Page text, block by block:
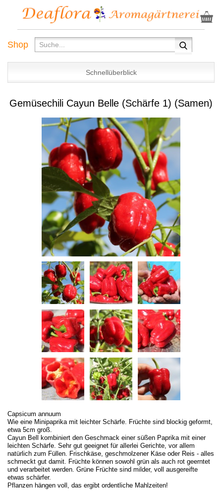
Shop
Schnellüberblick
Gemüsechili Cayun Belle (Schärfe 1) (Samen)
Capsicum annuum
Wie eine Minipaprika mit leichter Schärfe. Früchte sind blockig geformt,
etwa 5cm groß.
Cayun Bell kombiniert den Geschmack einer süßen Paprika mit einer
leichten Schärfe. Sehr gut geeignet für allerlei Gerichte, vor allem
natürlich zum Füllen. Frischkäse, geschmolzener Käse oder Reis - alles
schmeckt gut damit. Früchte können sowohl grün als auch rot geerntet
und verarbeitet werden. Grüne Früchte sind milder, voll ausgereifte
etwas schärfer.
Pflanzen hängen voll, das ergibt ordentliche Mahlzeiten!